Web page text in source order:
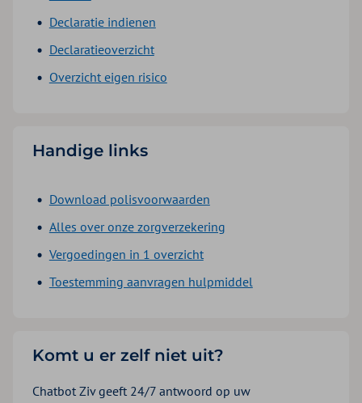
Declaratie indienen
Declaratieoverzicht
Overzicht eigen risico
Handige links
Download polisvoorwaarden
Alles over onze zorgverzekering
Vergoedingen in 1 overzicht
Toestemming aanvragen hulpmiddel
Komt u er zelf niet uit?
Chatbot Ziv geeft 24/7 antwoord op uw